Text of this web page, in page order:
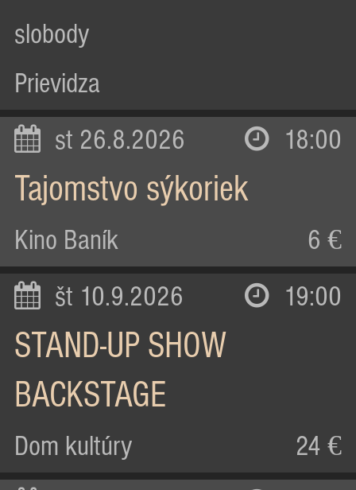
slobody
Prievidza
st 26.8.2026 18:00
Tajomstvo sýkoriek
Kino Baník 6 €
št 10.9.2026 19:00
STAND-UP SHOW
BACKSTAGE
Dom kultúry 24 €